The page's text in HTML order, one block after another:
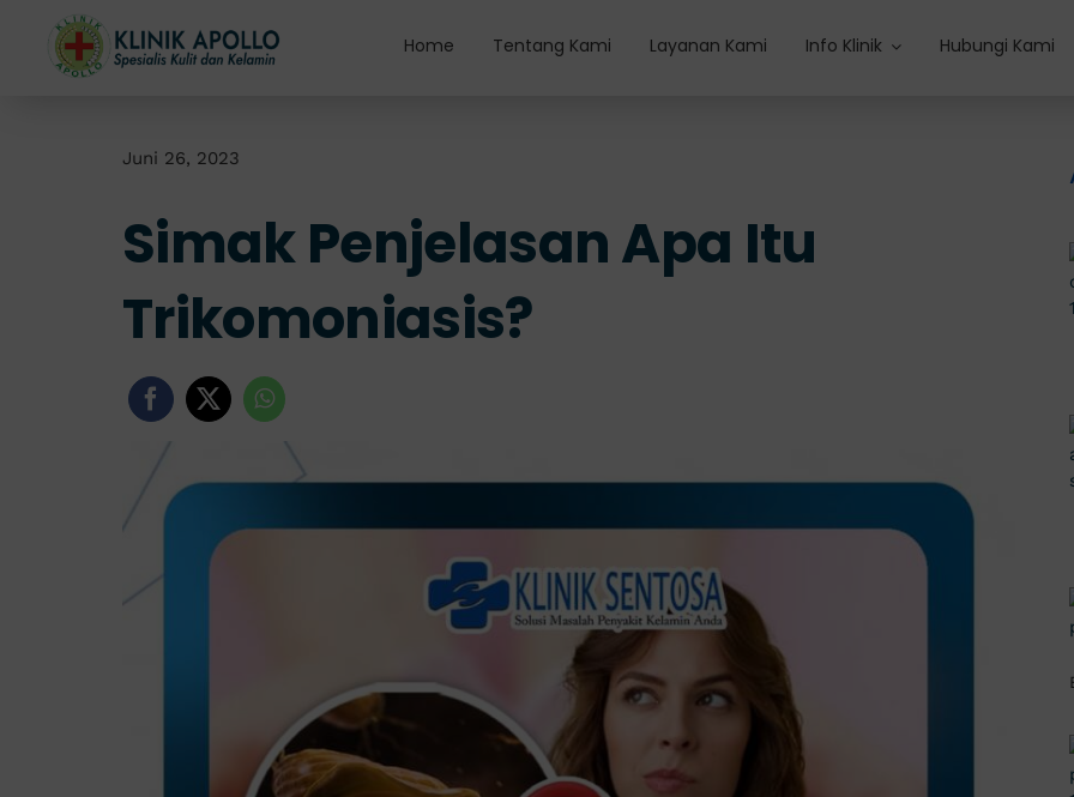
content
Home Tentang Kami Layanan Kami Info Klinik Hubungi Kami
Juni 26, 2023
Simak Penjelasan Apa Itu
Trikomoniasis?